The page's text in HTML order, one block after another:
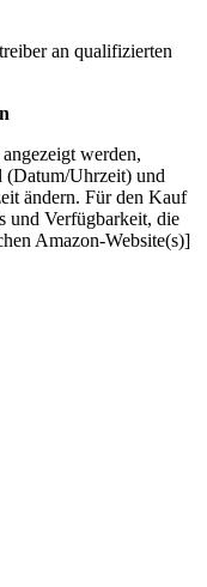
an qualifizierten
werden,
(Datum/Uhrzeit) und
ändern. Für den Kauf
und Verfügbarkeit, die
Amazon-Website(s)]